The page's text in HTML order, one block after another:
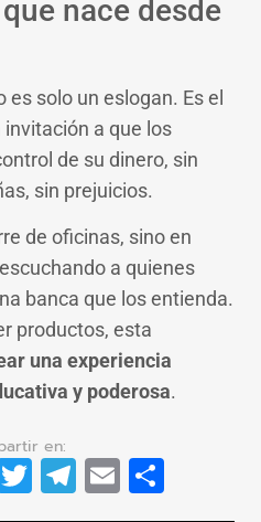
nace desde
es solo un eslogan. Es el
invitación a que los
de su dinero, sin
sin prejuicios.
de oficinas, sino en
a quienes
banca que los entienda.
productos, esta
una experiencia
y poderosa.
Twitter
Telegram
Email